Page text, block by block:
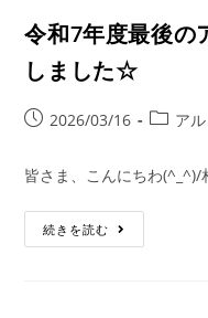
令和7年度最後の
しました☆
2026/03/16 ア
皆さま、こんにちわ
続きを読む